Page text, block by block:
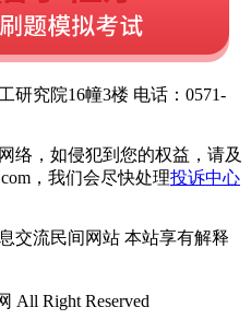
研究院16幢3楼 电话：0571-
络，如侵犯到您的权益，请及
，我们会尽快处理投诉中心
交流民间网站 本站享有解释
All Right Reserved